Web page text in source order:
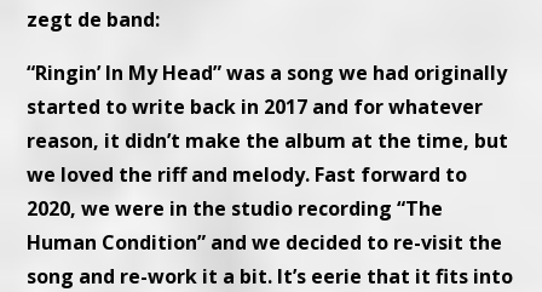
zegt de band:
“Ringin’ In My Head” was a song we had originally
started to write back in 2017 and for whatever
reason, it didn’t make the album at the time, but
we loved the riff and melody. Fast forward to
2020, we were in the studio recording “The
Human Condition” and we decided to re-visit the
song and re-work it a bit. It’s eerie that it fits into